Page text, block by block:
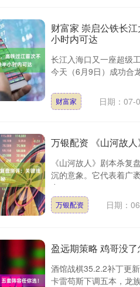
财富家 崇启公铁长
小时内可达
长江入海口又一座超级
今天（6月9日）成功合
财富家 日期：07-
万银配资 《山河故
《山河故人》剧本杀
沉的意象。它代表着广
在....
万银配资 日期：
盈远期策略 鸡哥没
酒馆战棋35.2.2补丁更
卡雷苟斯下调五本，龙
指 14110.12